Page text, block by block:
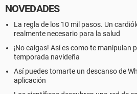
NOVEDADES
La regla de los 10 mil pasos. Un
realmente necesario para la salud
¡No caigas! Así es como te manipulan
temporada navideña
Así puedes tomarte un descanso de
aplicación